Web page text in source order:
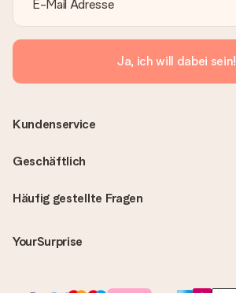
Ja, ich will dabei sein!
Häufig gestellte Fragen
YourSurprise
Kundenservice
Geschäftlich